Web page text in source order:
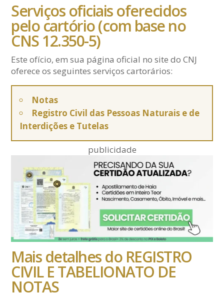
Serviços oficiais oferecidos
pelo cartório (com base no
CNS 12.350-5)
Este ofício, em sua página oficial no site do CNJ
oferece os seguintes serviços cartorários:
Notas
Registro Civil das Pessoas Naturais e de
Interdições e Tutelas
publicidade
Mais detalhes do REGISTRO
CIVIL E TABELIONATO DE
NOTAS